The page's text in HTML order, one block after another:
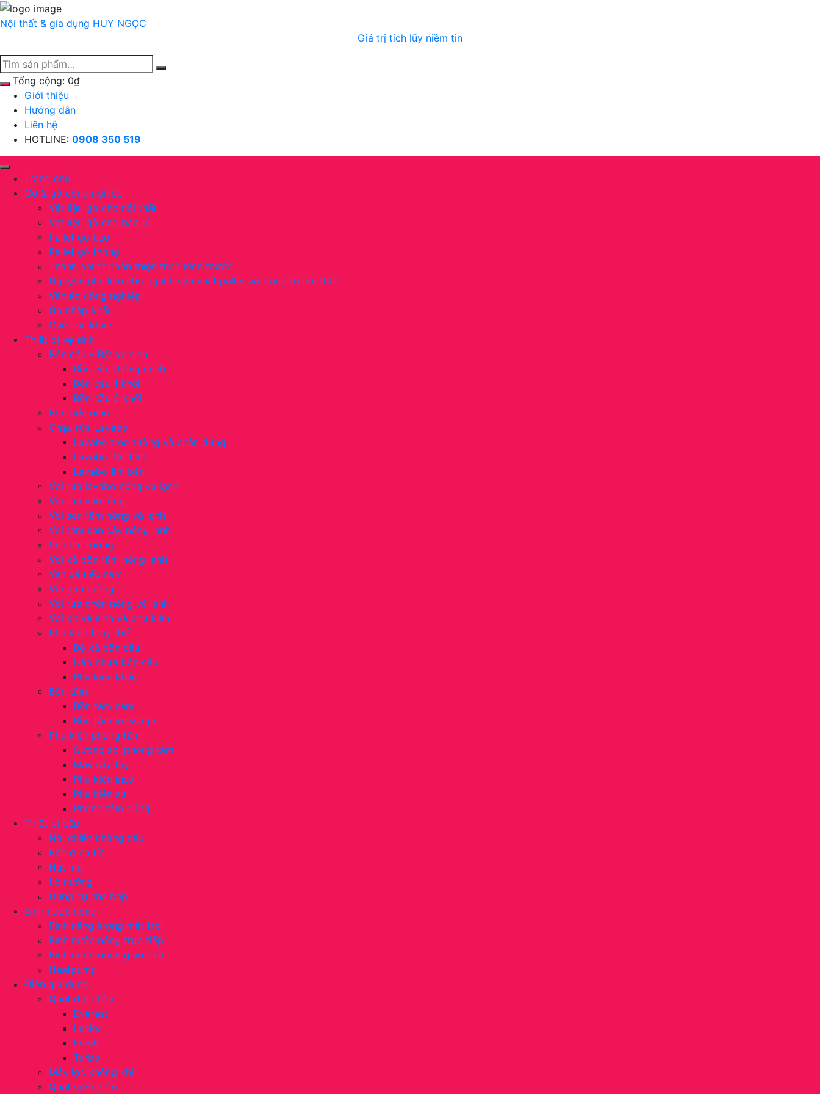
Chuyển
tới
Nội thất & gia dụng HUY NGỌC
Giá trị tích lũy niềm tin
Tổng cộng: 0₫
Giới thiệu
Hướng dẫn
Liên hệ
HOTLINE: 0908 350 519
Trang chủ
Gỗ & gỗ công nghiệp
Vật liệu gỗ cho nội thất
Vật liệu gỗ cho bao bì
Pallet gỗ keo
Pallet gỗ thông
Thanh pallet hoàn thiện theo kích thước
Nguyên phụ liệu cho ngành sản xuất pallet và trang trí nội thất
Ván ép công nghiệp
Gỗ nhập khẩu
Các loại khác
Thiết bị vệ sinh
Bồn cầu – Bệt vệ sinh
Bồn cầu thông minh
Bồn cầu 1 khối
Bồn cầu 2 khối
Bồn tiểu nam
Chậu rửa Lavabo
Lavabo treo tường và chân đứng
Lavabo đặt bàn
Lavabo âm bàn
Vòi rửa lavabo nóng và lạnh
Vòi rửa cảm ứng
Vòi sen tắm nóng và lạnh
Vòi tắm sen cây nóng lạnh
Sen âm tường
Vòi xả bồn tắm nóng lạnh
Van xả tiểu nam
Vòi gắn tường
Vòi rửa chén nóng và lạnh
Vòi xịt vệ sinh và phụ kiện
Phụ kiện thay thế
Bộ xả bồn cầu
Nắp nhựa bồn cầu
Phụ kiện khác
Bồn tắm
Bồn tắm nằm
Bồn tắm massage
Phụ kiện phòng tắm
Gương soi phòng tắm
Máy sấy tay
Phụ kiện inox
Phụ kiện sứ
Phòng tắm đứng
Thiết bị bếp
Nồi chiên không dầu
Bếp điện từ
Hút mùi
Lò nướng
Dụng cụ nhà bếp
Bình nước nóng
Bình năng lượng mặt trời
Bình nước nóng trực tiếp
Bình nước nóng gián tiếp
Heatpump
Điện gia dụng
Quạt điều hòa
Everest
Lucky
Fresh
Turbo
Máy lọc không khí
Quạt sưởi gốm